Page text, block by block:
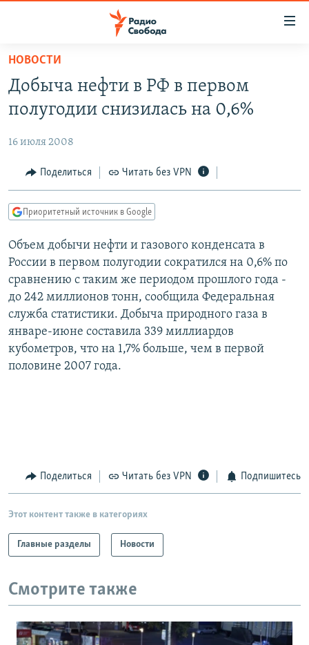
упрощенного
доступа
основному
Вернутся
главной
навигации
Вернутся
поиску
ПРОГРАММЫ
ПОДКАСТЫ
АВТОРСКИЕ ПРОЕКТЫ
ЦИТАТЫ СВОБОДЫ
МНЕНИЯ
IDEL.РЕАЛИИ
КАВКАЗ.РЕАЛИИ
СЕВЕР.РЕАЛИИ
СИБИРЬ.РЕАЛИИ
РАСПИСАНИЕ ВЕЩАНИЯ
ПОДПИШИТЕСЬ НА РАССЫЛКУ
Все сайты РСЕ/РС
НОВОСТИ
Добыча нефти в РФ в первом
полугодии снизилась на 0,6%
16 июля 2008
Поделиться Читать без VPN
Приоритетный источник в Google
Объем добычи нефти и газового конденсата в
России в первом полугодии сократился на 0,6% по
сравнению с таким же периодом прошлого года -
до 242 миллионов тонн, сообщила Федеральная
служба статистики. Добыча природного газа в
январе-июне составила 339 миллиардов
кубометров, что на 1,7% больше, чем в первой
половине 2007 года.
Поделиться Читать без VPN Подпишитесь
Этот контент также в категориях
Главные разделы Новости
Смотрите также